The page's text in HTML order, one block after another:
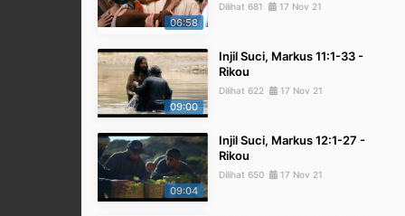
06:58
Dilihat 681 17 Nov 21
09:00
Injil Suci, Markus 11:1-33 -
Rikou
Dilihat 622 17 Nov 21
09:04
Injil Suci, Markus 12:1-27 -
Rikou
Dilihat 650 17 Nov 21